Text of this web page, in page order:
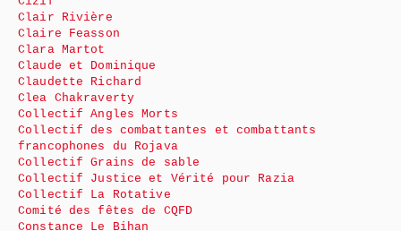
Clair Rivière
Claire Feasson
Clara Martot
Claude et Dominique
Claudette Richard
Clea Chakraverty
Collectif Angles Morts
Collectif des combattantes et combattants
francophones du Rojava
Collectif Grains de sable
Collectif Justice et Vérité pour Razia
Collectif La Rotative
Comité des fêtes de CQFD
Constance Le Bihan